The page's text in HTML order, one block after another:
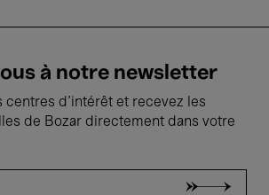
à notre newsletter
centres d'intérêt et recevez les
de Bozar directement dans votre